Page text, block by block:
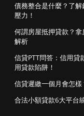
債務整合是什麼？了
壓力！
何謂房屋抵押貸款？
解析
信貸PTT問答：信用貸
用貸款陷阱！
信貸遲繳一個月會怎
合法小額貸款6大平台